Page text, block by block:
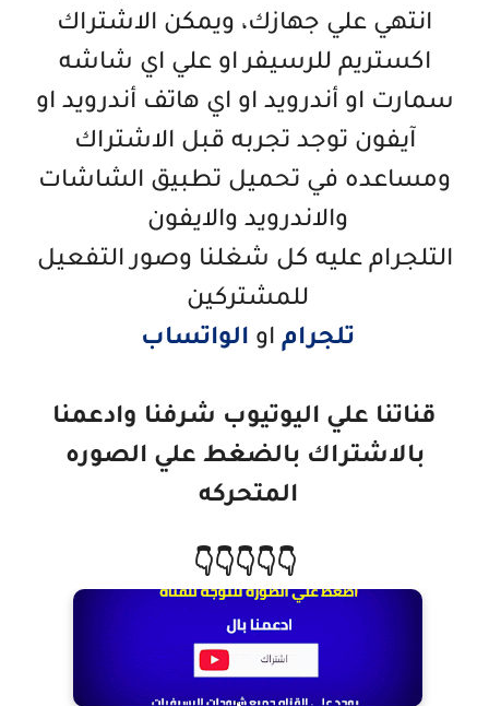
انتهي علي جهازك، ويمكن الاشتراك
اكستريم للرسيفر او علي اي شاشه
سمارت او أندرويد او اي هاتف أندرويد او
آيفون توجد تجربه قبل الاشتراك
ومساعده في تحميل تطبيق الشاشات
والاندرويد والايفون
التلجرام عليه كل شغلنا وصور التفعيل
للمشتركين
تلجرام او الواتساب
قناتنا علي اليوتيوب شرفنا وادعمنا
بالاشتراك بالضغط علي الصوره
المتحركه
👇👇👇👇👇